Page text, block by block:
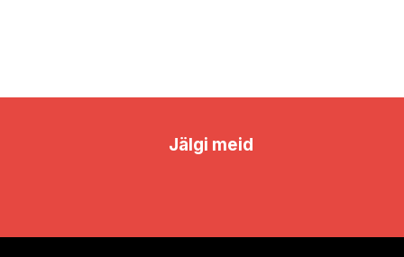
Jälgi meid